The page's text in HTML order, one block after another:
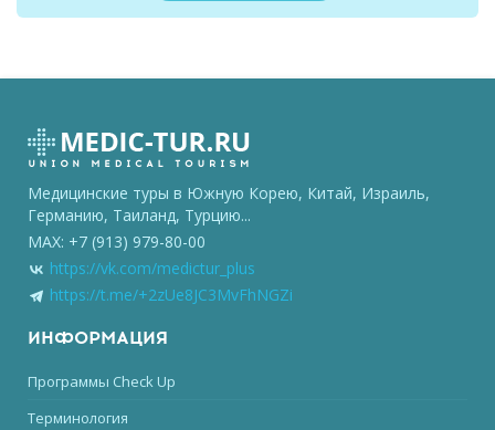
Медицинские туры в Южную Корею, Китай, Израиль,
Германию, Таиланд, Турцию...
MAX: +7 (913) 979-80-00
https://vk.com/medictur_plus
https://t.me/+2zUe8JC3MvFhNGZi
ИНФОРМАЦИЯ
Программы Check Up
Терминология